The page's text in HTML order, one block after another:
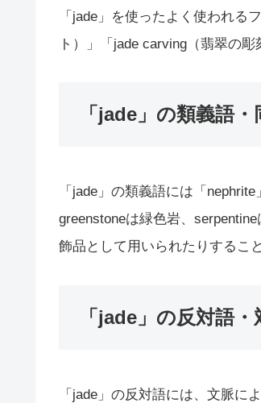
「jade」を使ったよく使われる
ト）」「jade carving（翡翠の彫
「jade」の類義語・
「jade」の類義語には「
greenstoneは緑色岩、
飾品として用いられたりするこ
「jade」の反対語・
「jade」の反対語には、文脈に